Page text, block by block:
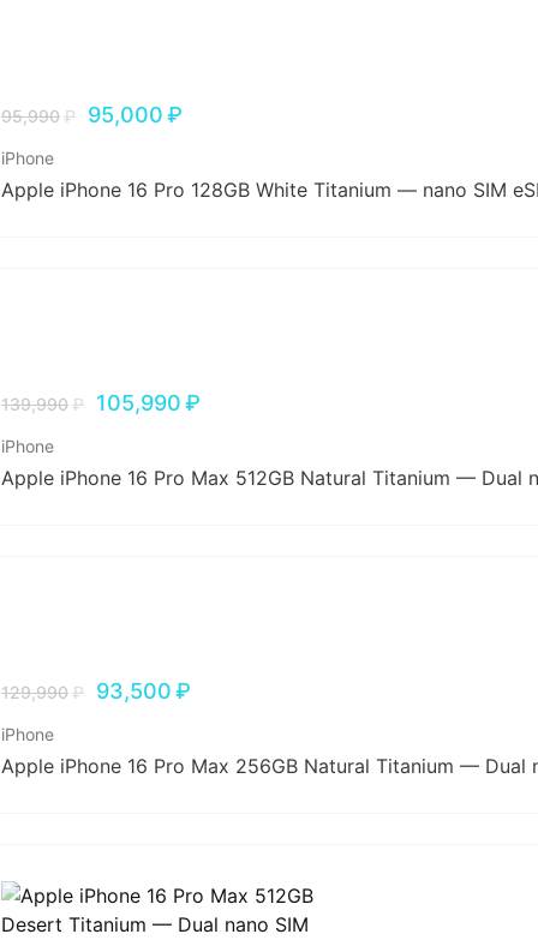
95,990₽ 95,000₽
iPhone
Apple iPhone 16 Pro 128GB White Titanium — nano SIM
139,990₽ 105,990₽
iPhone
Apple iPhone 16 Pro Max 512GB Natural Titanium — Dual
129,990₽ 93,500₽
iPhone
Apple iPhone 16 Pro Max 256GB Natural Titanium — Dual